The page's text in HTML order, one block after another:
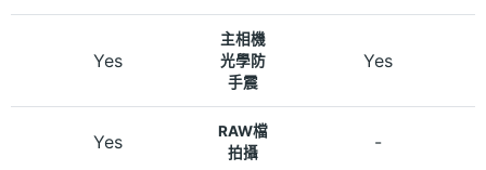
Yes
主相機
光學防
手震
Yes
Yes
RAW檔
拍攝
-